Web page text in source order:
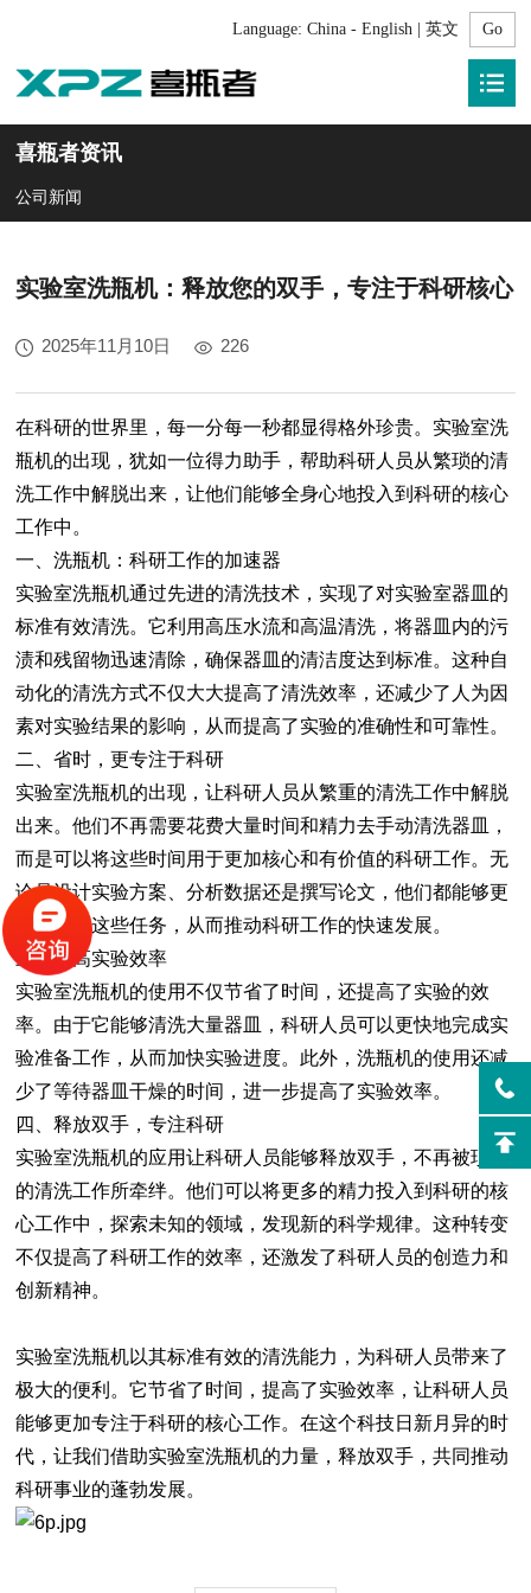
Language: China - English | 英文
喜瓶者资讯
公司新闻
实验室洗瓶机：释放您的双手，专注于科研核心
2025年11月10日 226
在科研的世界里，每一分每一秒都显得格外珍贵。实验室洗
瓶机的出现，犹如一位得力助手，帮助科研人员从繁琐的清
洗工作中解脱出来，让他们能够全身心地投入到科研的核心
工作中。
一、洗瓶机：科研工作的加速器
实验室洗瓶机通过先进的清洗技术，实现了对实验室器皿的
标准有效清洗。它利用高压水流和高温清洗，将器皿内的污
渍和残留物迅速清除，确保器皿的清洁度达到标准。这种自
动化的清洗方式不仅大大提高了清洗效率，还减少了人为因
素对实验结果的影响，从而提高了实验的准确性和可靠性。
二、省时，更专注于科研
实验室洗瓶机的出现，让科研人员从繁重的清洗工作中解脱
出来。他们不再需要花费大量时间和精力去手动清洗器皿，
而是可以将这些时间用于更加核心和有价值的科研工作。无
论是设计实验方案、分析数据还是撰写论文，他们都能够更
加专注于这些任务，从而推动科研工作的快速发展。
三、提高实验效率
实验室洗瓶机的使用不仅节省了时间，还提高了实验的效
率。由于它能够清洗大量器皿，科研人员可以更快地完成实
验准备工作，从而加快实验进度。此外，洗瓶机的使用还减
少了等待器皿干燥的时间，进一步提高了实验效率。
四、释放双手，专注科研
实验室洗瓶机的应用让科研人员能够释放双手，不再被琐碎
的清洗工作所牵绊。他们可以将更多的精力投入到科研的核
心工作中，探索未知的领域，发现新的科学规律。这种转变
不仅提高了科研工作的效率，还激发了科研人员的创造力和
创新精神。
实验室洗瓶机以其标准有效的清洗能力，为科研人员带来了
极大的便利。它节省了时间，提高了实验效率，让科研人员
能够更加专注于科研的核心工作。在这个科技日新月异的时
代，让我们借助实验室洗瓶机的力量，释放双手，共同推动
科研事业的蓬勃发展。